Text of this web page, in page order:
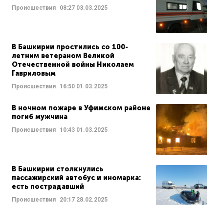
Происшествия 08:27 03.03.2025
В Башкирии простились со 100-
летним ветераном Великой
Отечественной войны Николаем
Гавриловым
Происшествия 16:50 01.03.2025
В ночном пожаре в Уфимском районе
погиб мужчина
Происшествия 10:43 01.03.2025
В Башкирии столкнулись
пассажирский автобус и иномарка:
есть пострадавший
Происшествия 20:17 28.02.2025